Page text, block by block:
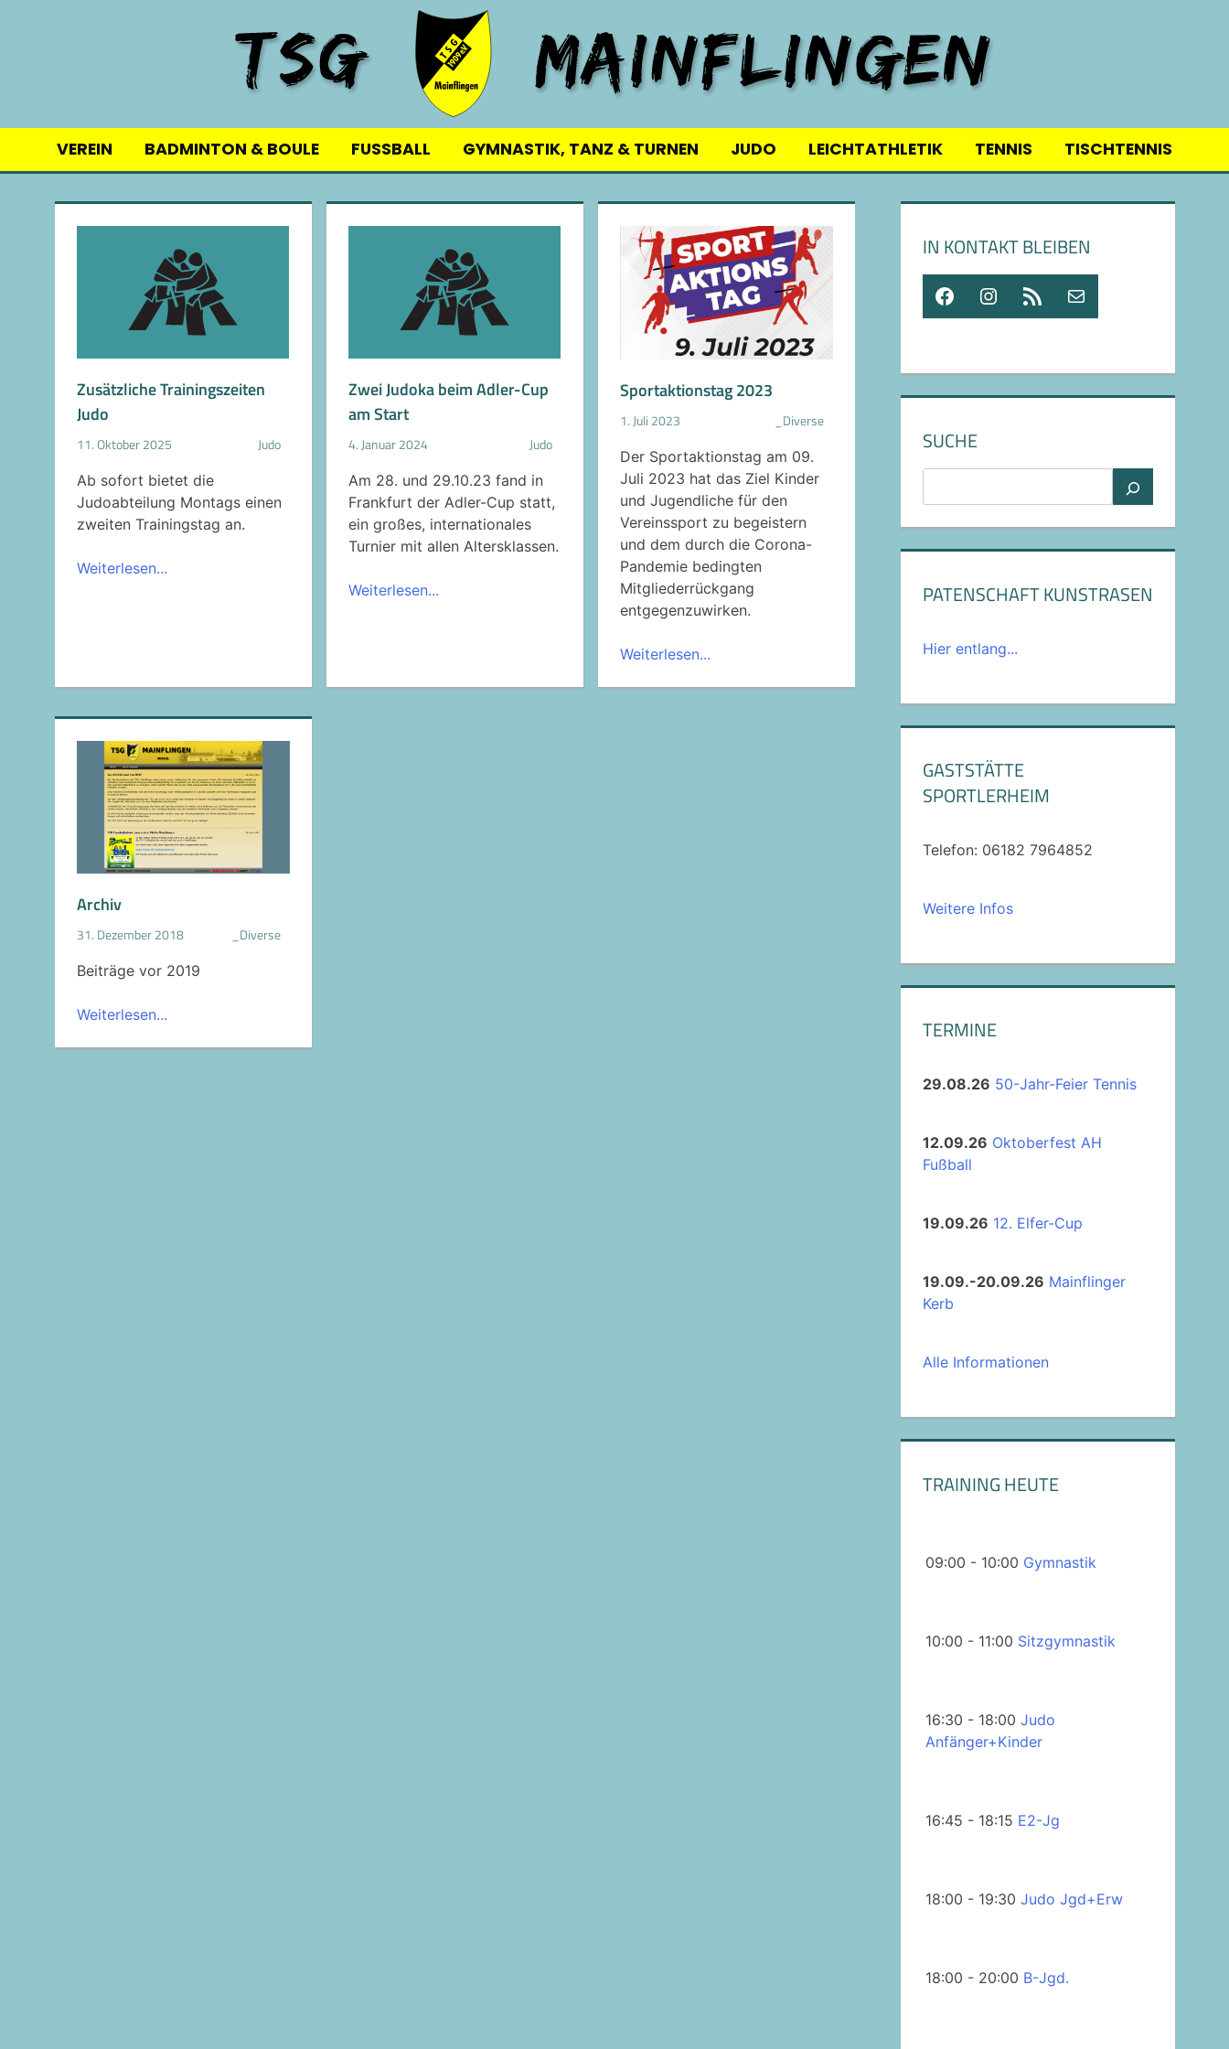
VEREIN BADMINTON & BOULE FUSSBALL GYMNASTIK, TANZ & TURNEN JUDO LEICHTATHLETIK TENNIS TISCHTENNIS
Zusätzliche Trainingszeiten
Judo
11. Oktober 2025 Judo
Ab sofort bietet die
Judoabteilung Montags einen
zweiten Trainingstag an.
Weiterlesen...
Zwei Judoka beim Adler-Cup
am Start
4. Januar 2024 Judo
Am 28. und 29.10.23 fand in
Frankfurt der Adler-Cup statt,
ein großes, internationales
Turnier mit allen Altersklassen.
Weiterlesen...
Sportaktionstag 2023
1. Juli 2023 _Diverse
Der Sportaktionstag am 09.
Juli 2023 hat das Ziel Kinder
und Jugendliche für den
Vereinssport zu begeistern
und dem durch die Corona-
Pandemie bedingten
Mitgliederrückgang
entgegenzuwirken.
Weiterlesen...
Archiv
31. Dezember 2018 _Diverse
Beiträge vor 2019
Weiterlesen...
IN KONTAKT BLEIBEN
Facebook
Instagram
RSS-FeedE-Mail
SUCHE
PATENSCHAFT KUNSTRASEN
Hier entlang...
GASTSTÄTTE
SPORTLERHEIM
Telefon: 06182 7964852
Weitere Infos
TERMINE
29.08.26 50-Jahr-Feier Tennis
12.09.26 Oktoberfest AH
Fußball
19.09.26 12. Elfer-Cup
19.09.-20.09.26 Mainflinger
Kerb
Alle Informationen
TRAINING HEUTE
09:00 - 10:00 Gymnastik
10:00 - 11:00 Sitzgymnastik
16:30 - 18:00 Judo
Anfänger+Kinder
16:45 - 18:15 E2-Jg
18:00 - 19:30 Judo Jgd+Erw
18:00 - 20:00 B-Jgd.